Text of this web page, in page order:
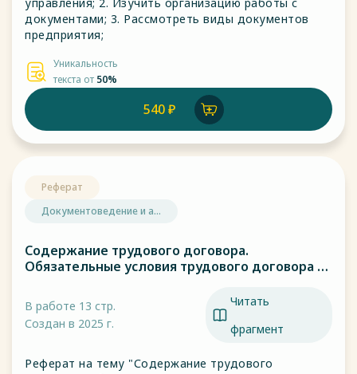
документами; 3. Рассмотреть виды документов
предприятия;
Уникальность
текста от 50%
540 ₽
Реферат
Документоведение и а...
Содержание трудового договора.
Обязательные условия трудового договора и
В работе 13 стр.
Создан в 2025 г.
Читать
фрагмент
Реферат на тему "Содержание трудового